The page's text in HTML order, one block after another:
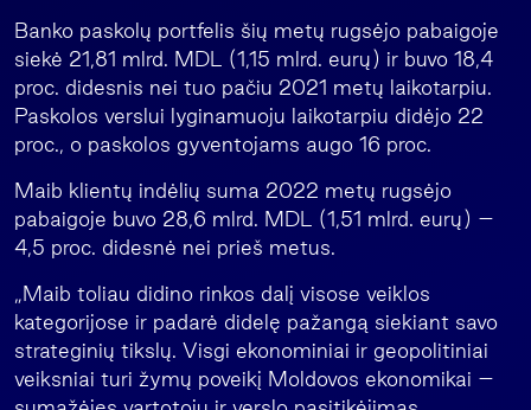
Banko paskolų portfelis šių metų rugsėjo pabaigoje
siekė 21,81 mlrd. MDL (1,15 mlrd. eurų) ir buvo 18,4
proc. didesnis nei tuo pačiu 2021 metų laikotarpiu.
Paskolos verslui lyginamuoju laikotarpiu didėjo 22
proc., o paskolos gyventojams augo 16 proc.
Maib klientų indėlių suma 2022 metų rugsėjo
pabaigoje buvo 28,6 mlrd. MDL (1,51 mlrd. eurų) –
4,5 proc. didesnė nei prieš metus.
„Maib toliau didino rinkos dalį visose veiklos
kategorijose ir padarė didelę pažangą siekiant savo
strateginių tikslų. Visgi ekonominiai ir geopolitiniai
veiksniai turi žymų poveikį Moldovos ekonomikai –